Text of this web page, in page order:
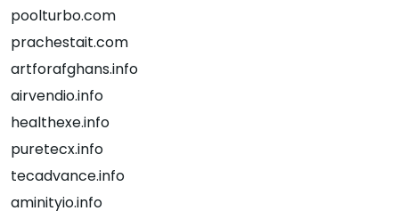
poolturbo.com
prachestait.com
artforafghans.info
airvendio.info
healthexe.info
puretecx.info
tecadvance.info
aminityio.info